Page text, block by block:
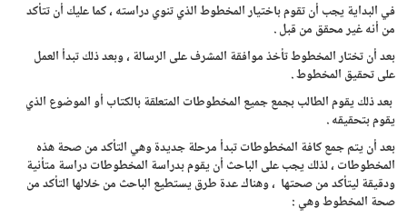
في البداية يجب أن تقوم باختيار المخطوط الذي تنوي دراسته ، كما عليك أن تتأكد
من أنه غير محقق من قبل .
بعد أن تختار المخطوط تأخذ موافقة المشرف على الرسالة ، وبعد ذلك تبدأ العمل
على تحقيق المخطوط .
بعد ذلك يقوم الطالب بجمع جميع المخطوطات المتعلقة بالكتاب أو الموضوع الذي
يقوم بتحقيقه .
بعد أن يتم جمع كافة المخطوطات تبدأ مرحلة جديدة وهي التأكد من صحة هذه
المخطوطات ، لذلك يجب على الباحث أن يقوم بدراسة المخطوطات دراسة متأنية
ودقيقة ليتأكد من صحتها ، وهناك عدة طرق يستطيع الباحث من خلالها التأكد من
صحة المخطوط وهي :